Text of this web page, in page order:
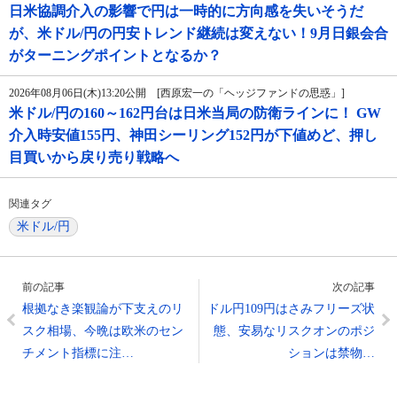
日米協調介入の影響で円は一時的に方向感を失いそうだ
が、米ドル/円の円安トレンド継続は変えない！9月日銀会合
がターニングポイントとなるか？
2026年08月06日(木)13:20公開 [西原宏一の「ヘッジファンドの思惑」]
米ドル/円の160～162円台は日米当局の防衛ラインに！ GW
介入時安値155円、神田シーリング152円が下値めど、押し
目買いから戻り売り戦略へ
関連タグ
米ドル/円
前の記事
根拠なき楽観論が下支えのリ
スク相場、今晩は欧米のセン
チメント指標に注…
次の記事
ドル円109円はさみフリーズ状
態、安易なリスクオンのポジ
ションは禁物…